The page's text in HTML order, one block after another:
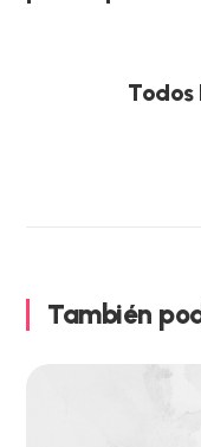
Todos
También